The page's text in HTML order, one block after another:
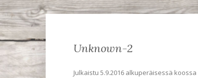
Unknown-2
Julkaistu 5.9.2016 alkuperäisessä koossa